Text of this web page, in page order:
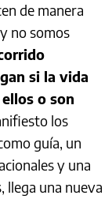
de manera
no somos
si la vida
o son
los
guía, un
y una
llega una nueva